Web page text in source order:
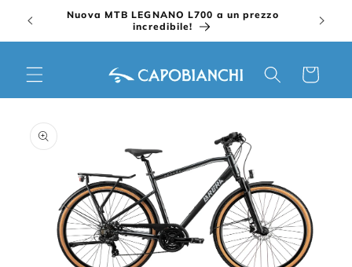
direttamenteNuova MTB LEGNANO L700 a un prezzo
incredibile!
Carrello
informazioni
sul prodotto